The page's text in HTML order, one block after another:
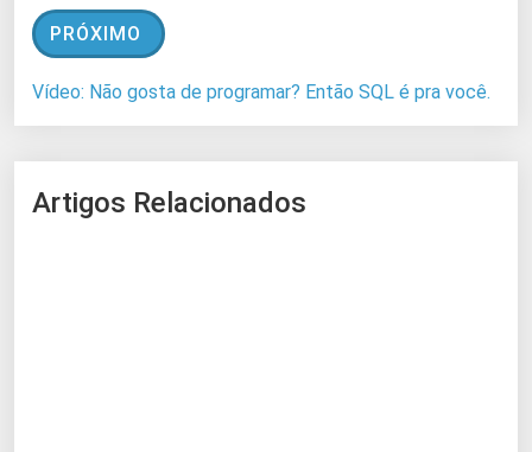
PRÓXIMO
Vídeo: Não gosta de programar? Então SQL é pra você.
Artigos Relacionados